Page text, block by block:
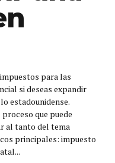
para las
si deseas expandir
estadounidense.
que puede
al tanto del tema
principales: impuesto